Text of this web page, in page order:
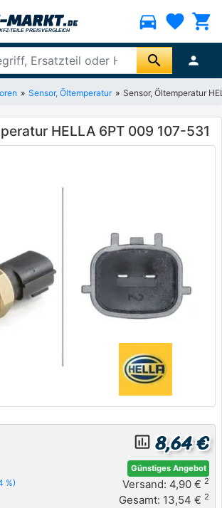
directions_car favorite shopping_cart
search person
Sensor, Öltemperatur Sensor, Öltemperatur
HELLA 6PT 009 107-531
%)
insert_chart_outlined 8,64 €
Günstiges Angebot
Versand: 4,90 € 2
Gesamt: 13,54 € 2